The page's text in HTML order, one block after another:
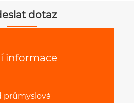
dotaz
informace
průmyslová